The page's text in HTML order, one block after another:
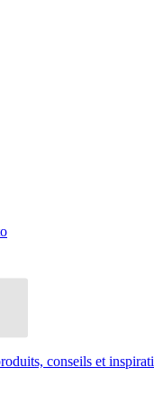
conseils et